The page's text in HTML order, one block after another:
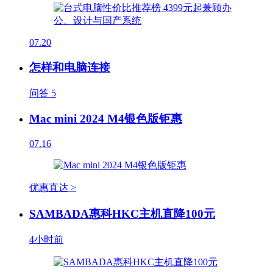
07.20
怎样和电脑连接
问答 5
Mac mini 2024 M4银色版钜惠
07.16
优惠直达 >
SAMBADA惠科HKC主机直降100元
4小时前